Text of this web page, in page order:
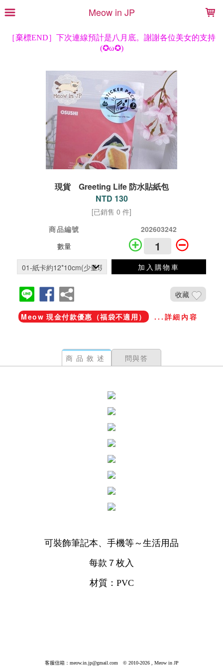
Meow in JP
現貨 Greeting Life 防水貼紙包
NTD 130
[已銷售 0 件]
商品編號
202603242
數量
加入購物車
收藏
Meow 現金付款優惠（福袋不適用） ...詳細內容
商品敘述 問與答